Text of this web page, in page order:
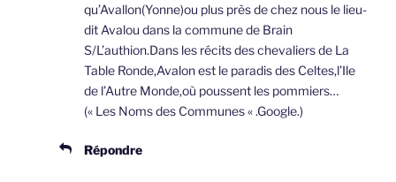
qu’Avallon(Yonne)ou plus près de chez nous le lieu-
dit Avalou dans la commune de Brain
S/L’authion.Dans les récits des chevaliers de La
Table Ronde,Avalon est le paradis des Celtes,l’Ile
de l’Autre Monde,où poussent les pommiers…
(« Les Noms des Communes « .Google.)
Répondre